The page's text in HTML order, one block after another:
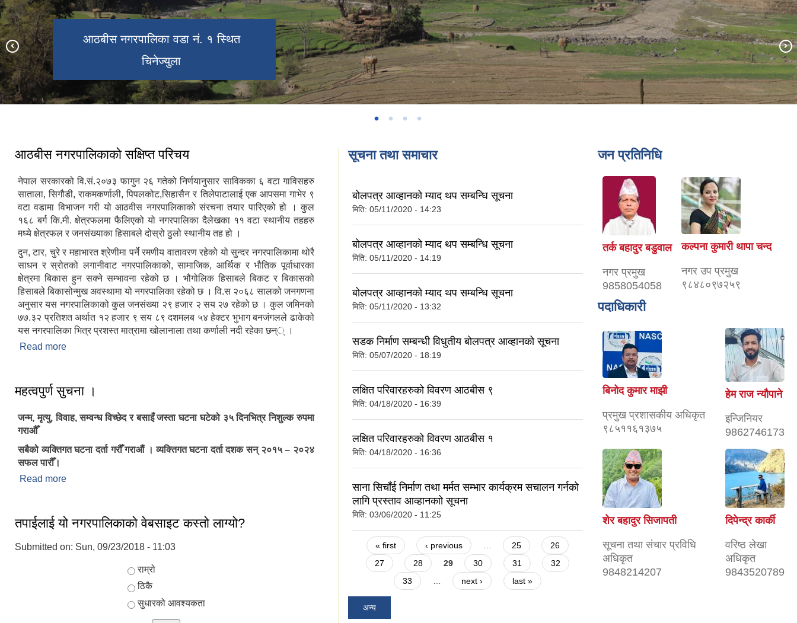
रिक्त पदमा स्थायी शिक्षक सरुवा सम्बन्धी सूचना।
आठबीस नगरपालिका वडा नं. १ स्थित
चिनेज्युला
आठबीस नगरपालिका वडा नं ९ स्थित
बयालढुंगा डाडा अर्थात आ न पा को अग्लाे
डाडा
आठविस नगरपाालिका वडा नं. ४ स्थित १५
शैया अस्पतालको निर्माणाधिन भवन ।।।
आठबीस नगरपालिकाकाे स‌क्षिप्त परिचय
नेपाल सरकारको वि.सं.२०७३ फागुन २६ गतेको निर्णयानुसार साविकका ६ वटा गाविसहरु
साताला, सिगौडी, राकमकर्णाली, पिपलकोट,सिहासैन र तिलेपाटालाई एक आपसमा गाभेर ९
वटा वडामा विभाजन गरी यो आठवीस नगरपालिकाको संरचना तयार पारिएको हो । कुल
१६८ बर्ग कि.मी. क्षेत्रफलमा फैलिएको यो नगरपालिका दैलेखका ११ वटा स्थानीय तहहरु
मध्ये क्षेत्रफल र जनसंख्याका हिसाबले दोस्रो ठुलो स्थानीय तह हो ।
दुन, टार, चुरे र महाभारत श्रेणीमा पर्ने रमणीय वातावरण रहेको यो सुन्दर नगरपालिकामा थोरै
साधन र स्रोतको लगानीवाट नगरपालिकाको, सामाजिक, आर्थिक र भौतिक पूर्वाधारका
क्षेत्रमा बिकास हुन सक्ने सम्भावना रहेको छ । भौगोलिक हिसाबले बिकट र बिकासको
हिसाबले बिकासोन्मुख अवस्थामा यो नगरपालिका रहेको छ । वि.स २०६८ सालको जनगणना
अनुसार यस नगरपालिकाको कुल जनसंख्या २९ हजार २ सय २७ रहेको छ । कुल जमिनको
७७.३२ प्रतिशत अर्थात १२ हजार ९ सय ८९ दशमलब ५४ हेक्टर भुभाग बनजंगलले ढाकेको
यस नगरपालिका भित्र प्रशस्त मात्रामा खोलानाला तथा कर्णाली नदी रहेका छन्् ।
Read more
महत्वपुर्ण सुचना ।
जन्म, मृत्यु, विवाह, सम्वन्ध विच्छेद र बसाइँ जस्ता घटना घटेको ३५ दिनभित्र निशुल्क रुपमा
गराऔँ
सबैको व्यक्तिगत घटना दर्ता गरौँ गराऔं । व्यक्तिगत घटना दर्ता दशक सन् २०१५ – २०२४
सफल पारौँ।
Read more
तपाईलाई यो नगरपालिकाको वेबसाइट कस्तो लाग्यो?
Submitted on: Sun, 09/23/2018 - 11:03
Choices
राम्रो
ठिकै
सुधारको आवश्यकता
सूचना तथा समाचार
बोलपत्र आव्हानको म्याद थप सम्बन्धि सूचना
मिति: 05/11/2020 - 14:23
बोलपत्र आव्हानको म्याद थप सम्बन्धि सूचना
मिति: 05/11/2020 - 14:19
बोलपत्र आव्हानको म्याद थप सम्बन्धि सूचना
मिति: 05/11/2020 - 13:32
सडक निर्माण सम्बन्धी विधुतीय बोलपत्र आव्हानको सूचना
मिति: 05/07/2020 - 18:19
लक्षित परिवारहरुको विवरण आठबीस ९
मिति: 04/18/2020 - 16:39
लक्षित परिवारहरुको विवरण आठबीस १
मिति: 04/18/2020 - 16:36
साना सिचाँई निर्माण तथा मर्मत सम्भार कार्यक्रम स‌चालन गर्नको
लागि प्रस्ताव आव्हानकाो सूचना
मिति: 03/06/2020 - 11:25
Pages
« first ‹ previous … 25
26
27
28 29 30 31
32
33
… next › last »
अन्य
जन प्रतिनिधि
तर्क बहादुर बडुवाल
नगर प्रमुख
9858054058
कल्पना कुमारी थापा चन्द
नगर उप प्रमुख
९८४८०९७२५९
पदाधिकारी
बिनोद कुमार माझी
प्रमुख प्रशासकीय अधिकृत
९८५११६१३७५
हेम राज न्यौपाने
इन्जिनियर
9862746173
शेर बहादुर सिजापती
सूचना तथा संचार प्रविधि
अधिकृत
9848214207
दिपेन्द्र कार्की
वरिष्ठ लेखा
अधिकृत
9843520789